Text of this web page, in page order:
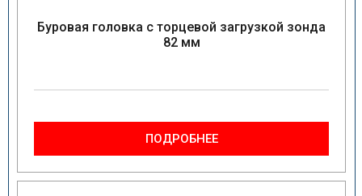
Буровая головка с торцевой загрузкой зонда
82 мм
ПОДРОБНЕЕ